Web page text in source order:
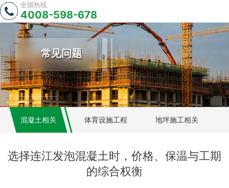
全国热线
4008-598-678
常见问题
混凝土相关 体育设施工程 地坪施工相关
选择连江发泡混凝土时，价格、保温与工期
的综合权衡